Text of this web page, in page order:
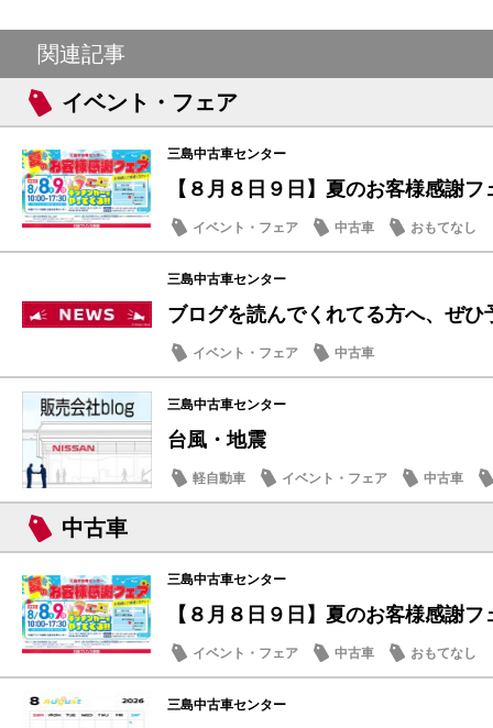
関連記事
イベント・フェア
三島中古車センター
【８月８日９日】夏のお客様感謝
イベント・フェア 中古車 おもてなし
三島中古車センター
ブログを読んでくれてる方へ、ぜひ
イベント・フェア 中古車
三島中古車センター
台風・地震
軽自動車 イベント・フェア 中古車
中古車
三島中古車センター
【８月８日９日】夏のお客様感謝
イベント・フェア 中古車 おもてなし
三島中古車センター